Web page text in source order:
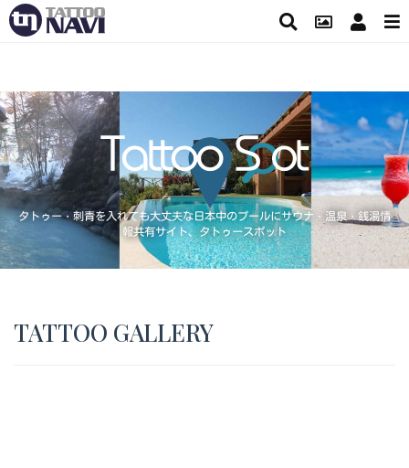
タトゥー・刺青を入れても大丈夫な日本中のプールにサウナ・温泉・銭湯情
報共有サイト、タトゥースポット
TATTOO GALLERY